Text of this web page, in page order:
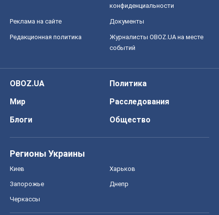
конфиденциальности
Реклама на сайте Документы
Редакционная политика
Журналисты OBOZ.UA на месте
событий
OBOZ.UA
Политика
Мир
Расследования
Блоги
Общество
Регионы Украины
Киев Харьков
Запорожье Днепр
Черкассы